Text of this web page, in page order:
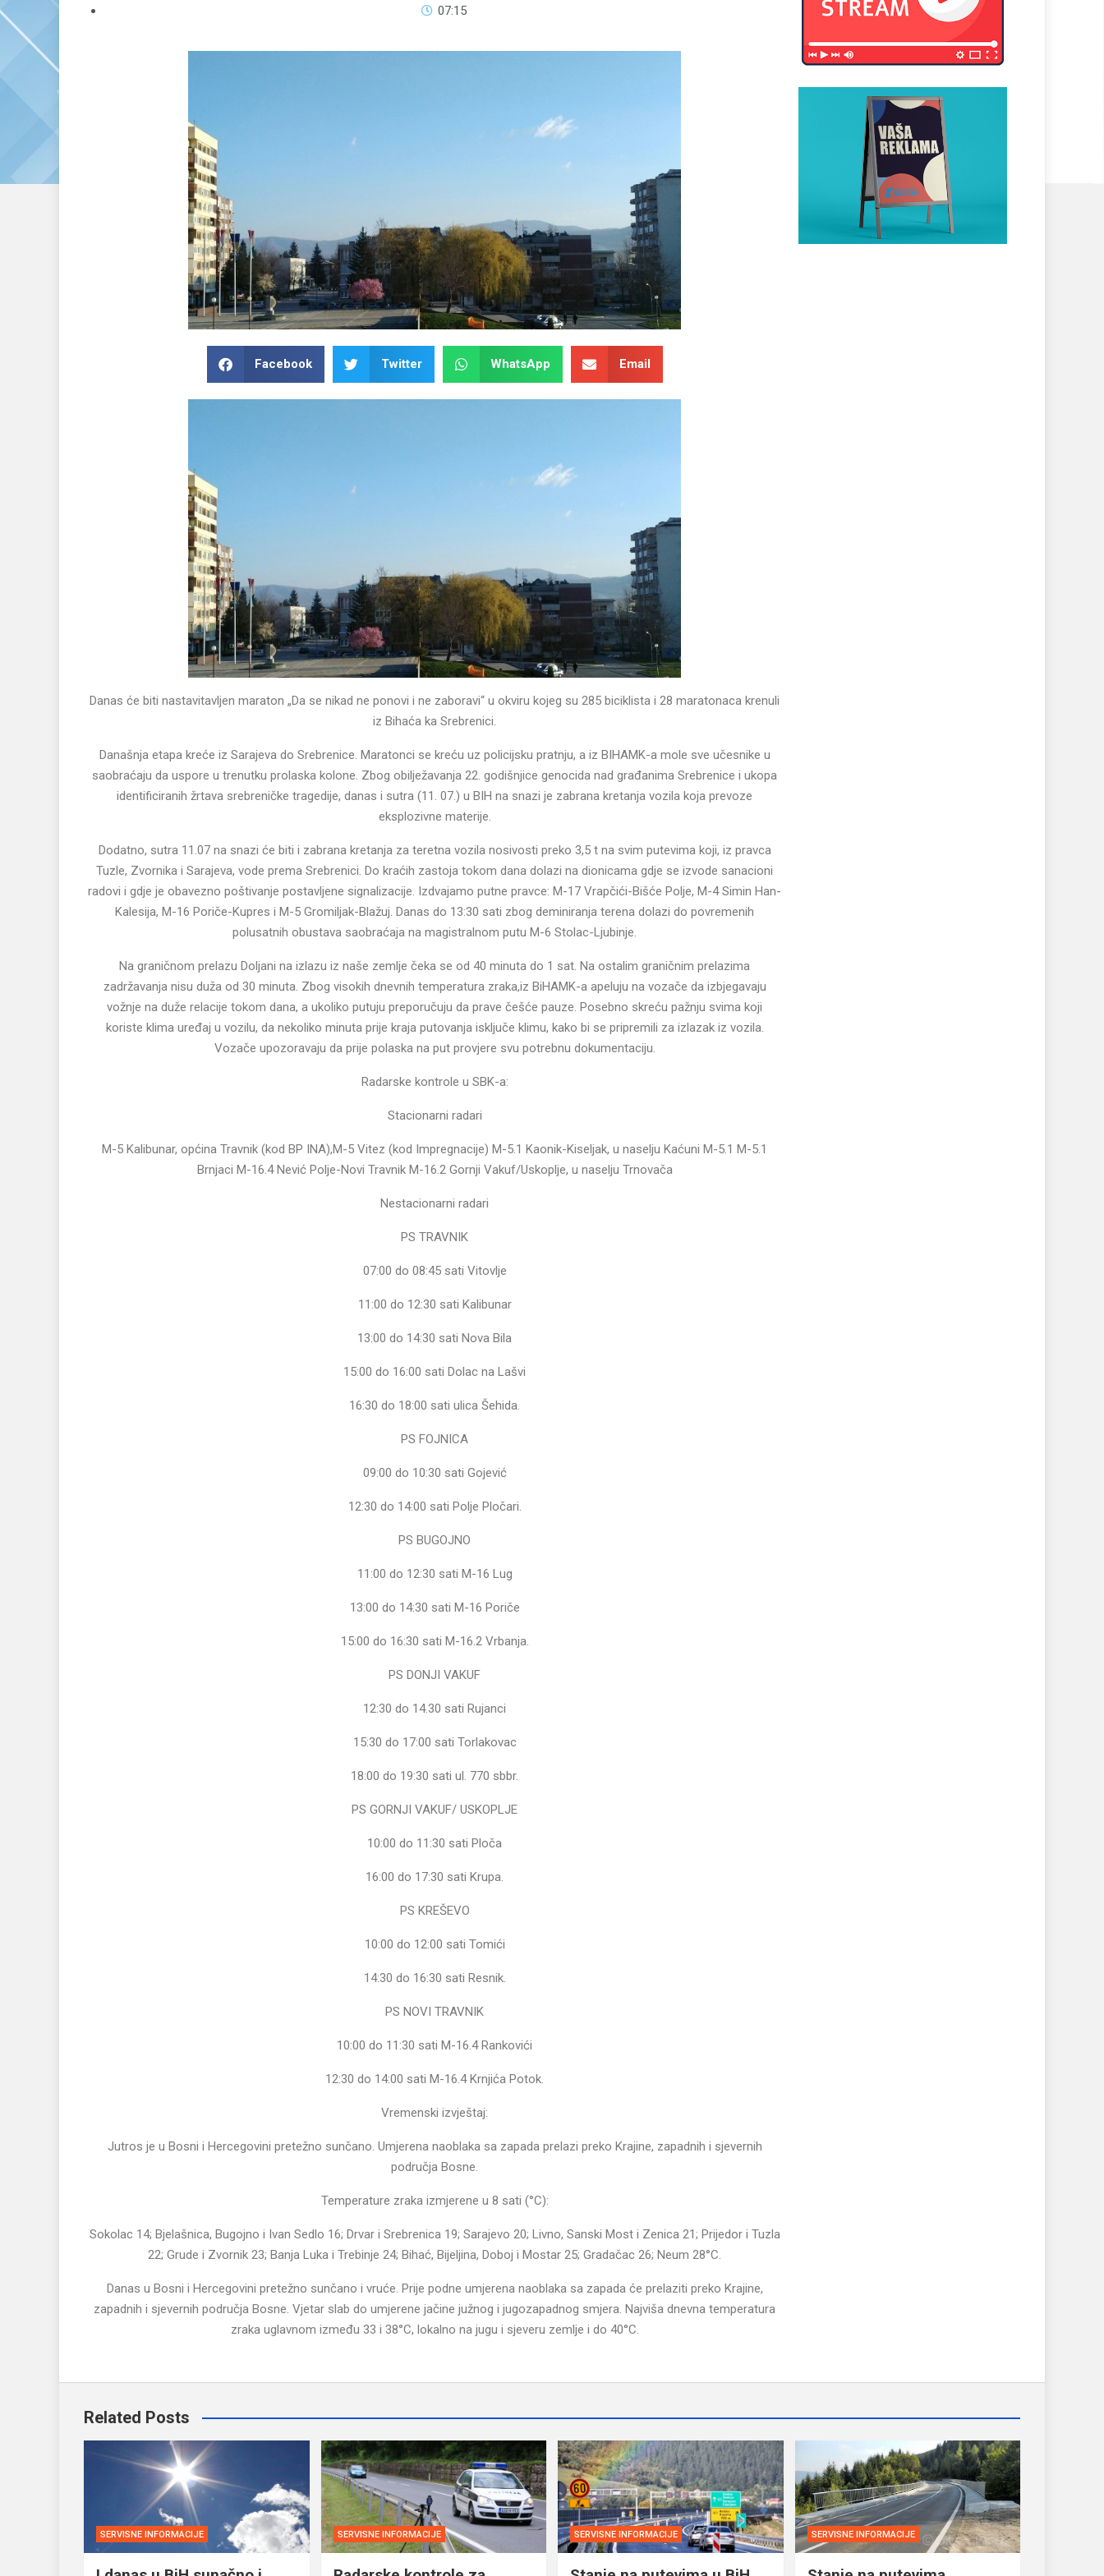
07:15
Facebook Twitter WhatsApp Email
Danas će biti nastavitavljen maraton „Da se nikad ne ponovi i ne zaboravi“ u okviru kojeg su 285 biciklista i 28 maratonaca krenuli
iz Bihaća ka Srebrenici.
Današnja etapa kreće iz Sarajeva do Srebrenice. Maratonci se kreću uz policijsku pratnju, a iz BIHAMK-a mole sve učesnike u
saobraćaju da uspore u trenutku prolaska kolone. Zbog obilježavanja 22. godišnjice genocida nad građanima Srebrenice i ukopa
identificiranih žrtava srebreničke tragedije, danas i sutra (11. 07.) u BIH na snazi je zabrana kretanja vozila koja prevoze
eksplozivne materije.
Dodatno, sutra 11.07 na snazi će biti i zabrana kretanja za teretna vozila nosivosti preko 3,5 t na svim putevima koji, iz pravca
Tuzle, Zvornika i Sarajeva, vode prema Srebrenici. Do kraćih zastoja tokom dana dolazi na dionicama gdje se izvode sanacioni
radovi i gdje je obavezno poštivanje postavljene signalizacije. Izdvajamo putne pravce: M-17 Vrapčići-Bišće Polje, M-4 Simin Han-
Kalesija, M-16 Poriče-Kupres i M-5 Gromiljak-Blažuj. Danas do 13:30 sati zbog deminiranja terena dolazi do povremenih
polusatnih obustava saobraćaja na magistralnom putu M-6 Stolac-Ljubinje.
Na graničnom prelazu Doljani na izlazu iz naše zemlje čeka se od 40 minuta do 1 sat. Na ostalim graničnim prelazima
zadržavanja nisu duža od 30 minuta. Zbog visokih dnevnih temperatura zraka,iz BiHAMK-a apeluju na vozače da izbjegavaju
vožnje na duže relacije tokom dana, a ukoliko putuju preporučuju da prave češće pauze. Posebno skreću pažnju svima koji
koriste klima uređaj u vozilu, da nekoliko minuta prije kraja putovanja isključe klimu, kako bi se pripremili za izlazak iz vozila.
Vozače upozoravaju da prije polaska na put provjere svu potrebnu dokumentaciju.
Radarske kontrole u SBK-a:
Stacionarni radari
M-5 Kalibunar, općina Travnik (kod BP INA),M-5 Vitez (kod Impregnacije) M-5.1 Kaonik-Kiseljak, u naselju Kaćuni M-5.1 M-5.1
Brnjaci M-16.4 Nević Polje-Novi Travnik M-16.2 Gornji Vakuf/Uskoplje, u naselju Trnovača
Nestacionarni radari
PS TRAVNIK
07:00 do 08:45 sati Vitovlje
11:00 do 12:30 sati Kalibunar
13:00 do 14:30 sati Nova Bila
15:00 do 16:00 sati Dolac na Lašvi
16:30 do 18:00 sati ulica Šehida.
PS FOJNICA
09:00 do 10:30 sati Gojević
12:30 do 14:00 sati Polje Pločari.
PS BUGOJNO
11:00 do 12:30 sati M-16 Lug
13:00 do 14:30 sati M-16 Poriče
15:00 do 16:30 sati M-16.2 Vrbanja.
PS DONJI VAKUF
12:30 do 14.30 sati Rujanci
15:30 do 17:00 sati Torlakovac
18:00 do 19:30 sati ul. 770 sbbr.
PS GORNJI VAKUF/ USKOPLJE
10:00 do 11:30 sati Ploča
16:00 do 17:30 sati Krupa.
PS KREŠEVO
10:00 do 12:00 sati Tomići
14:30 do 16:30 sati Resnik.
PS NOVI TRAVNIK
10:00 do 11:30 sati M-16.4 Rankovići
12:30 do 14:00 sati M-16.4 Krnjića Potok.
Vremenski izvještaj:
Jutros je u Bosni i Hercegovini pretežno sunčano. Umjerena naoblaka sa zapada prelazi preko Krajine, zapadnih i sjevernih
područja Bosne.
Temperature zraka izmjerene u 8 sati (°C):
Sokolac 14; Bjelašnica, Bugojno i Ivan Sedlo 16; Drvar i Srebrenica 19; Sarajevo 20; Livno, Sanski Most i Zenica 21; Prijedor i Tuzla
22; Grude i Zvornik 23; Banja Luka i Trebinje 24; Bihać, Bijeljina, Doboj i Mostar 25; Gradačac 26; Neum 28°C.
Danas u Bosni i Hercegovini pretežno sunčano i vruće. Prije podne umjerena naoblaka sa zapada će prelaziti preko Krajine,
zapadnih i sjevernih područja Bosne. Vjetar slab do umjerene jačine južnog i jugozapadnog smjera. Najviša dnevna temperatura
zraka uglavnom između 33 i 38°C, lokalno na jugu i sjeveru zemlje i do 40°C.
Related Posts
SERVISNE INFORMACIJE SERVISNE INFORMACIJE SERVISNE INFORMACIJE SERVISNE INFORMACIJE